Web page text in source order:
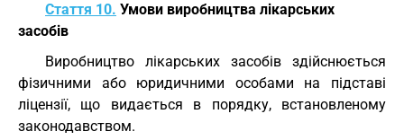
Стаття 10. Умови виробництва лікарських
засобів
Виробництво лікарських засобів здійснюється
фізичними або юридичними особами на підставі
ліцензії, що видається в порядку, встановленому
законодавством.